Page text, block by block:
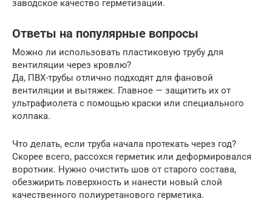
заводское качество герметизации.
Ответы на популярные вопросы
Можно ли использовать пластиковую трубу для
вентиляции через кровлю?
Да, ПВХ-трубы отлично подходят для фановой
вентиляции и вытяжек. Главное — защитить их от
ультрафиолета с помощью краски или специального
колпака.
Что делать, если труба начала протекать через год?
Скорее всего, рассохся герметик или деформировался
воротник. Нужно очистить шов от старого состава,
обезжирить поверхность и нанести новый слой
качественного полиуретанового герметика.